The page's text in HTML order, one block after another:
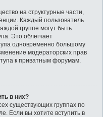
на структурные части,
Каждый пользователь
группе могут быть
Это облегчает
одновременно большому
модераторских прав
к приватным форумам.
в них?
существующих группах по
Если вы хотите вступить в